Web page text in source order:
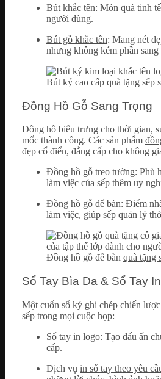
Bút khắc tên: Món quà tinh
người dùng.
Bút gỗ khắc tên: Mang nét
nhưng không kém phần
Bút ký cao cấp quà tặng sếp
Đồng Hồ Gỗ Sang Trọng
Đồng hồ biểu trưng cho thời gian,
mốc thành công. Các sản phẩm
đẹp cổ điển, đẳng cấp cho không
Đồng hồ gỗ treo tường: Phù
làm việc của sếp thêm uy
Đồng hồ gỗ để bàn: Điểm
làm việc, giúp sếp quản lý
Đồng hồ gỗ để bàn quà tặng
Sổ Tay Bìa Da & Sổ Tay
Một cuốn sổ ký ghi chép chiến
sếp trong mọi cuộc họp:
Sổ tay in logo: Tạo dấu ấn
cấp.
Dịch vụ in sổ tay theo yêu